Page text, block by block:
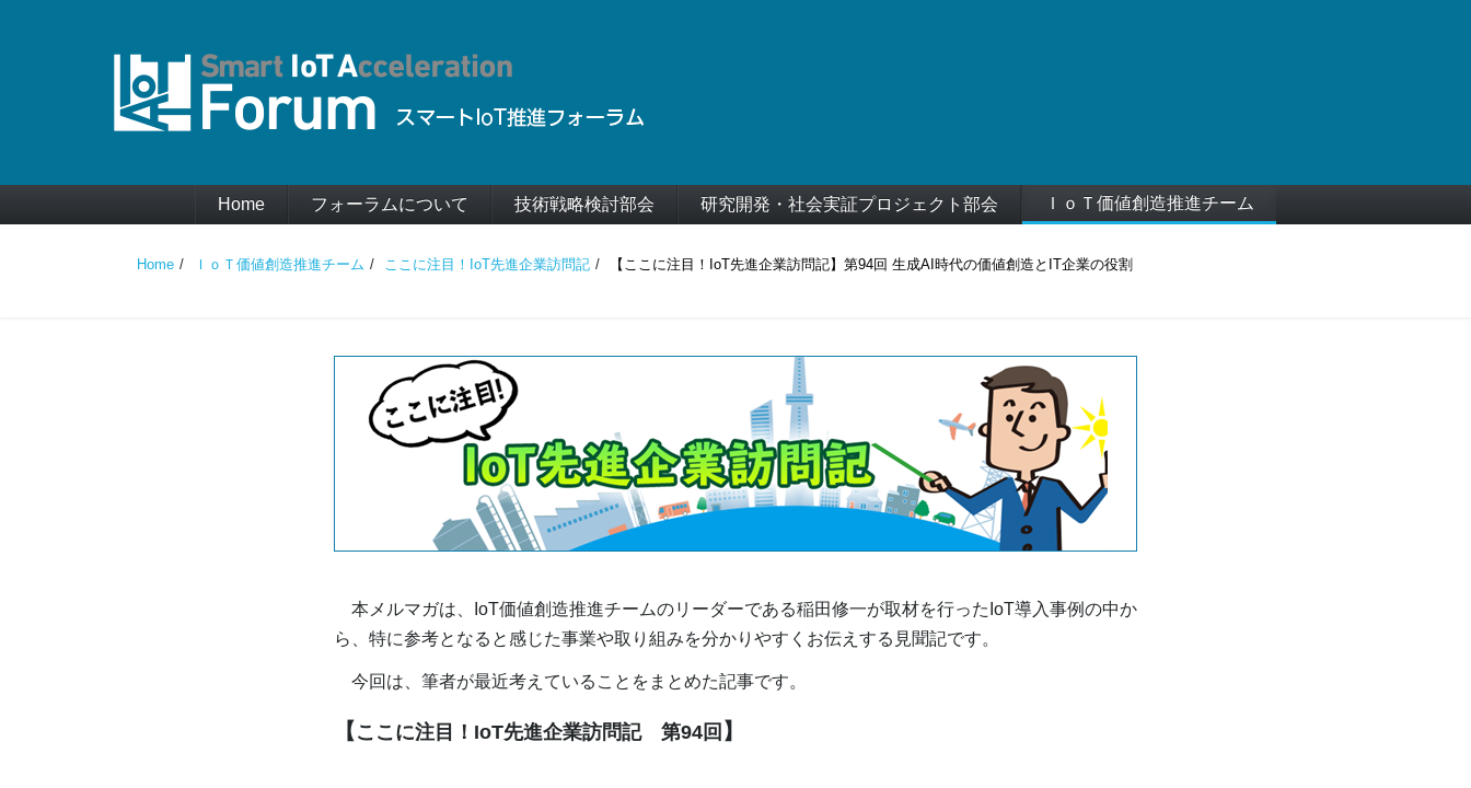
Home フォーラムについて 技術戦略検討部会 研究開発・社会実証プロジェクト部会 ＩｏＴ価値創造推進チーム
Home ＩｏＴ価値創造推進チーム ここに注目！IoT先進企業訪問記 【ここに注目！IoT先進企業訪問記】第94回 生成AI時代の価値創造とIT企業の役割
本メルマガは、IoT価値創造推進チームのリーダーである稲田修一が取材を行ったIoT導入事例の中か
ら、特に参考となると感じた事業や取り組みを分かりやすくお伝えする見聞記です。
今回は、筆者が最近考えていることをまとめた記事です。
【 ここに注目！IoT先進企業訪問記 第94回 】